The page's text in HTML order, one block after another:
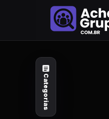
Explore por
assunto
Animais e Natureza
Arte e Design
Categorias